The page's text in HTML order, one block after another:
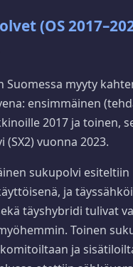
(OS
Suomessa myyty
ensimmäinen
2017 ja toinen,
(SX2) vuonna 2023.
sukupolvi esiteltiin
ja
täyshybridi tulivat
Toinen
ja